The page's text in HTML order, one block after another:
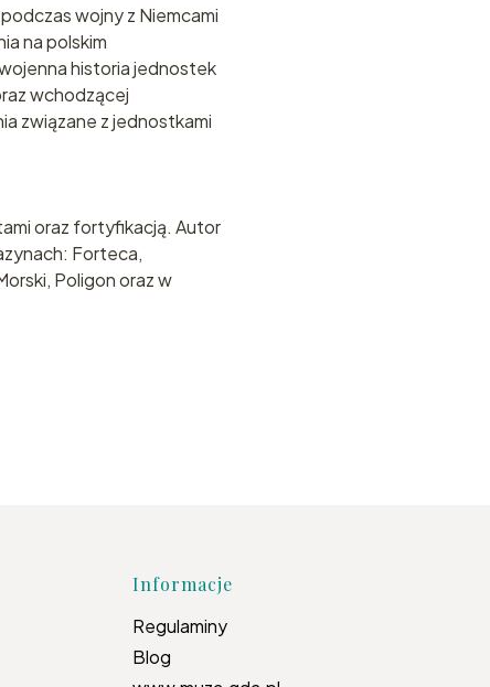
wojny z Niemcami
na polskim
historia jednostek
wchodzącej
związane z jednostkami
oraz fortyfikacją. Autor
Forteca,
Poligon oraz w
Informacje
Regulaminy
Blog